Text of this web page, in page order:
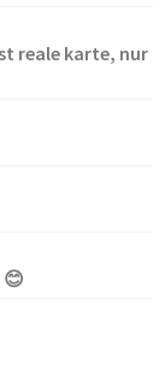
reale karte, nur
😊